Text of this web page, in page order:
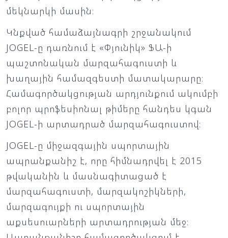
մեկնարկի մասին։
Կնքված համաձայնագրի շրջանակում
JOGEL-ը դառնում է «Փյունիկ» ՖԱ-ի
պաշտոնական մարզահագուստի և
խաղային համազգեստի մատակարարը։
Համագործակցության արդյունքում ակումբի
բոլոր պրոֆեսիոնալ թիմերը հանդես կգան
JOGEL-ի արտադրած մարզահագուստով։
JOGEL-ը միջազգային սպորտային
ապրանքանիշ է, որը հիմնադրվել է 2015
թվականին և մասնագիտացած է
մարզահագուստի, մարզակոշիկների,
մարզագույքի ու սպորտային
աքսեսուարների արտադրության մեջ։